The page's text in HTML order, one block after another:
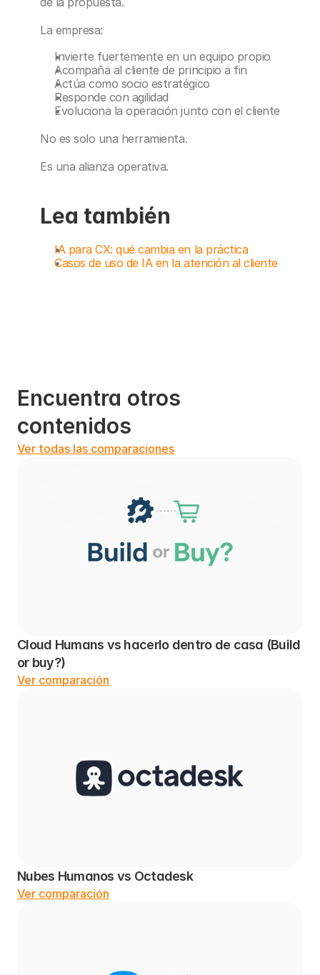
La empresa:
Invierte fuertemente en un equipo propio
Acompaña al cliente de principio a fin
Actúa como socio estratégico
Responde con agilidad
Evoluciona la operación junto con el cliente
No es solo una herramienta.
Es una alianza operativa.
Lea también
IA para CX: qué cambia en la práctica
Casos de uso de IA en la atención al cliente
Encuentra otros
contenidos
Ver todas las comparaciones
Cloud Humans vs hacerlo dentro de casa (Build
or buy?)
Ver comparación
Nubes Humanos vs Octadesk
Ver comparación